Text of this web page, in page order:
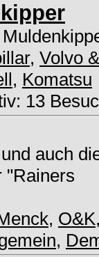
, Volvo
, Komatsu
13
auch
"Rainers
, O&K
,